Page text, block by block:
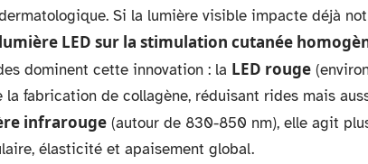
Si la lumière visible impacte déjà
lumière LED sur la stimulation cutanée
dominent cette innovation : la LED rouge
fabrication de collagène, réduisant rides mais
infrarouge (autour de 830-850 nm), elle agit
élasticité et apaisement global.